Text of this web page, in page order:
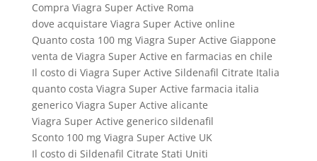
Compra Viagra Super Active Roma
dove acquistare Viagra Super Active online
Quanto costa 100 mg Viagra Super Active Giappone
venta de Viagra Super Active en farmacias en chile
Il costo di Viagra Super Active Sildenafil Citrate Italia
quanto costa Viagra Super Active farmacia italia
generico Viagra Super Active alicante
Viagra Super Active generico sildenafil
Sconto 100 mg Viagra Super Active UK
Il costo di Sildenafil Citrate Stati Uniti